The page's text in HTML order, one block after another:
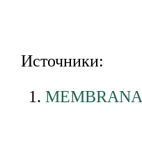
Источники:
MEMBRANA